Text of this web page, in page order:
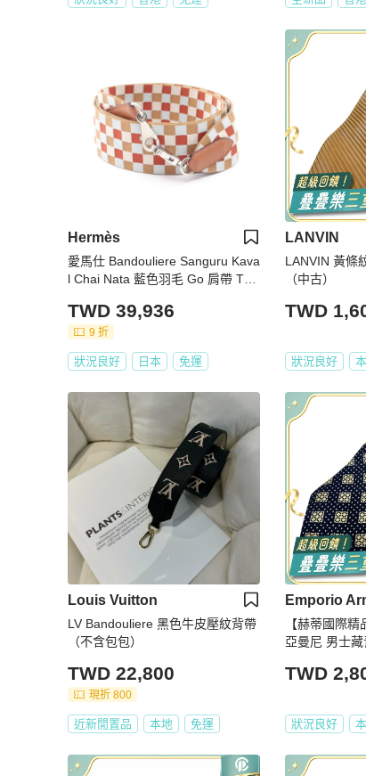
Hermès
愛馬仕 Bandouliere Sanguru Kava
l Chai Nata 藍色羽毛 Go 肩帶 Tow
TWD 39,936
9 折
狀況良好 日本 免運
LANVIN
LANVIN 黃條
（中古）
TWD
狀況良好
Louis Vuitton
LV Bandouliere 黑色牛皮壓紋背帶
（不含包包）
TWD 22,800
現折 800
近新閒置品 本地 免運
Emporio
【赫蒂國際
亞曼尼 男士藏
TWD
狀況良好